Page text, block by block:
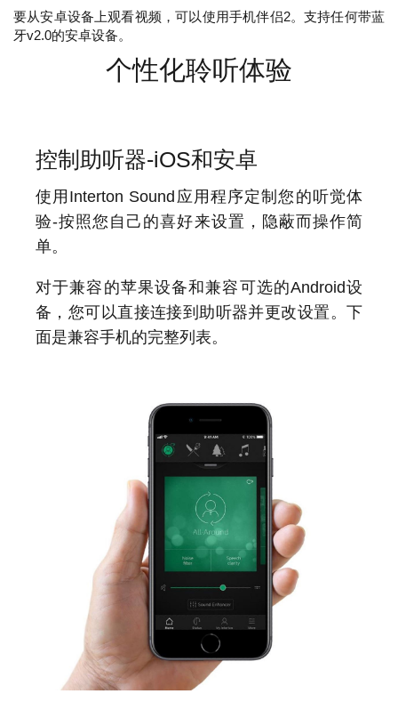
要从安卓设备上观看视频，可以使用手机伴侣2。支持任何带蓝
牙v2.0的安卓设备。
个性化聆听体验
控制助听器-iOS和安卓
使用Interton Sound应用程序定制您的听觉体
验-按照您自己的喜好来设置，隐蔽而操作简
单。
对于兼容的苹果设备和兼容可选的Android设
备，您可以直接连接到助听器并更改设置。下
面是兼容手机的完整列表。